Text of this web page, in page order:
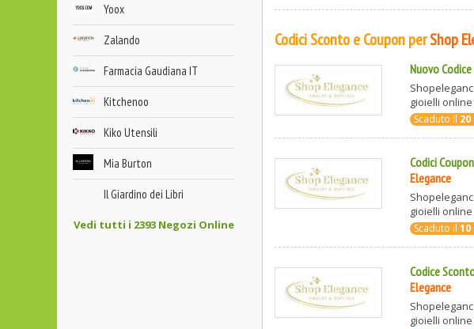
Yoox
Zalando
Farmacia Gaudiana IT
Kitchenoo
Kiko Utensili
Mia Burton
Il Giardino dei Libri
Vedi tutti i 2393 Negozi Online
Codici Sconto e Coupon perShop
Nuovo
gioielli
Scaduto il
Codici
Elegance
gioielli
Scaduto il10
Codice
Elegance
gioielli